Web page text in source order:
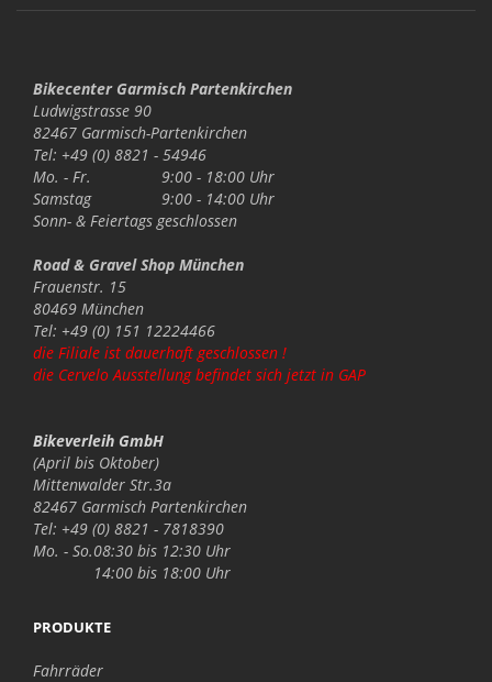
Bikecenter Garmisch Partenkirchen
Ludwigstrasse 90
82467 Garmisch-Partenkirchen
Tel: +49 (0) 8821 - 54946
Mo. - Fr.
9:00 - 18:00 Uhr
Samstag
9:00 - 14:00 Uhr
Sonn- & Feiertags geschlossen
Road & Gravel Shop München
Frauenstr. 15
80469 München
Tel: +49 (0) 151 12224466
die Filiale ist dauerhaft geschlossen !
die Cervelo Ausstellung befindet sich jetzt in GAP
Bikeverleih GmbH
(April bis Oktober)
Mittenwalder Str.3a
82467 Garmisch Partenkirchen
Tel: +49 (0) 8821 - 7818390
Mo. - So.08:30 bis 12:30 Uhr
14:00 bis 18:00 Uhr
PRODUKTE
Fahrräder